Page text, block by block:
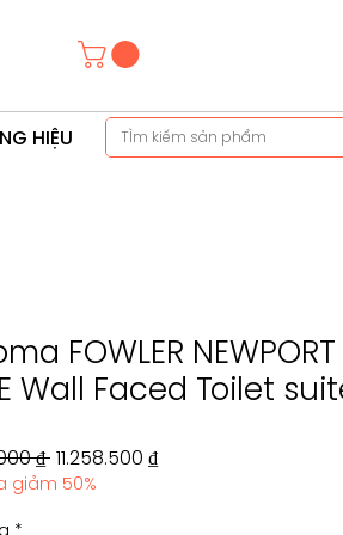
HIỆU
FOWLER NEWPORT
Wall Faced Toilet
₫ Giá
thông
11.258.500 ₫Giá
giảm 50%